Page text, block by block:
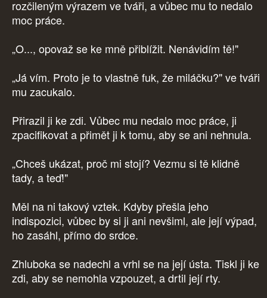
rozčileným výrazem ve tváři, a vůbec mu to nedalo
moc práce.
„O..., opovaž se ke mně přiblížit. Nenávidím tě!"
„Já vím. Proto je to vlastně fuk, že miláčku?" ve tváři
mu zacukalo.
Přirazil ji ke zdi. Vůbec mu nedalo moc práce, ji
zpacifikovat a přimět ji k tomu, aby se ani nehnula.
„Chceš ukázat, proč mi stojí? Vezmu si tě klidně
tady, a teď!"
Měl na ni takový vztek. Kdyby přešla jeho
indispozici, vůbec by si ji ani nevšiml, ale její výpad,
ho zasáhl, přímo do srdce.
Zhluboka se nadechl a vrhl se na její ústa. Tiskl ji ke
zdi, aby se nemohla vzpouzet, a drtil její rty.